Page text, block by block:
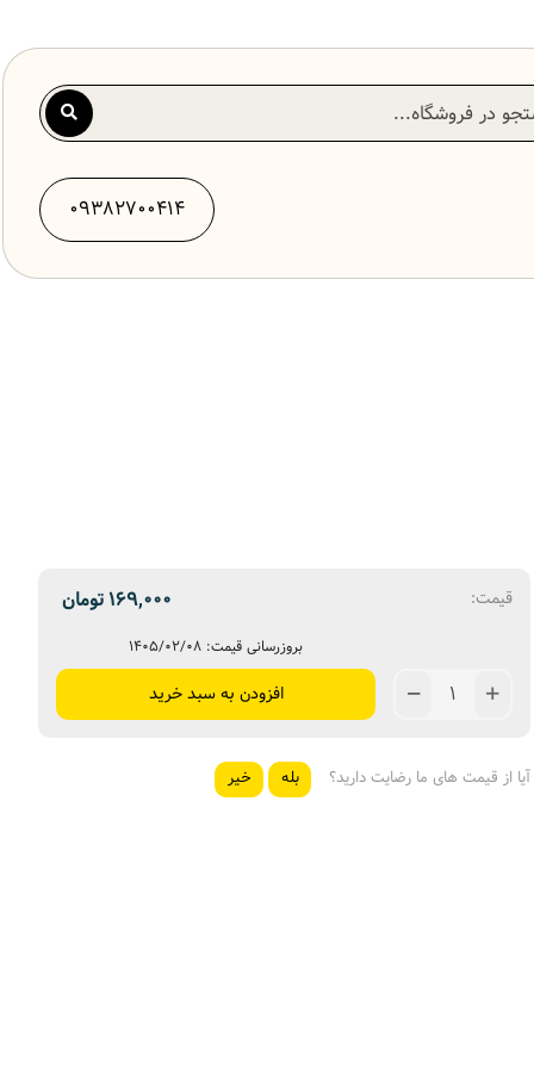
09382700414
قیمت: تومان169,000
بروزرسانی قیمت: ۱۴۰۵/۰۲/۰۸
افزودن به سبد خرید
آیا از قیمت های ما رضایت دارید؟ بله خیر